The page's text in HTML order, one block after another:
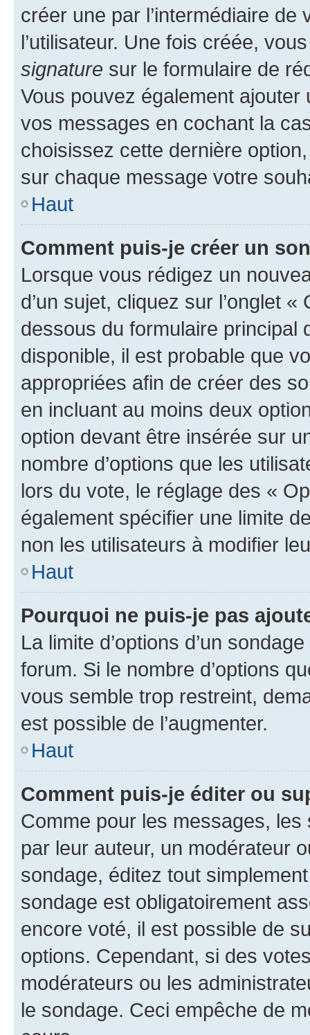
créer une par l’intermédiaire
l’utilisateur. Une fois créée,
signature sur le formulaire de
Vous pouvez également
vos messages en cochant la
choisissez cette dernière
sur chaque message votre
Haut
Comment puis-je créer un
Lorsque vous rédigez un
d’un sujet, cliquez sur l’onglet
dessous du formulaire principal
disponible, il est probable que
appropriées afin de créer des
en incluant au moins deux
option devant être insérée sur
nombre d’options que les
lors du vote, le réglage des «
également spécifier une limite
non les utilisateurs à modifier
Haut
Pourquoi ne puis-je pas
La limite d’options d’un
forum. Si le nombre d’options
vous semble trop restreint,
est possible de l’augmenter.
Haut
Comment puis-je éditer ou
Comme pour les messages,
par leur auteur, un modérateur
sondage, éditez tout
sondage est obligatoirement
encore voté, il est possible de
options. Cependant, si des
modérateurs ou les
le sondage. Ceci empêche de